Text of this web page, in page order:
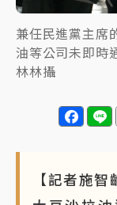
兼任民進黨主席
油等公司未即時
林林攝
【記者施